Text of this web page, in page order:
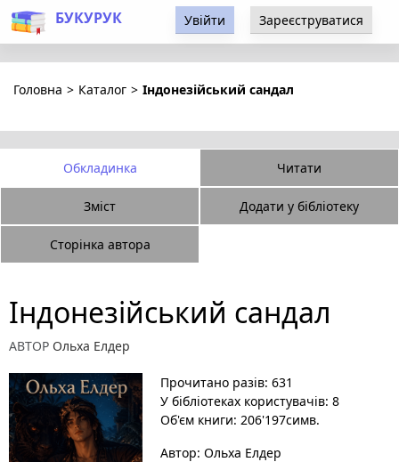
БУКУРУК Увійти Зареєструватися
Головна > Каталог > Індонезійський сандал
Обкладинка Читати
Зміст Додати у бібліотеку
Сторінка автора
Індонезійський сандал
АВТОР Ольха Елдер
Прочитано разів: 631
У бібліотеках користувачів: 8
Об'єм книги: 206'197симв.
Автор: Ольха Елдер